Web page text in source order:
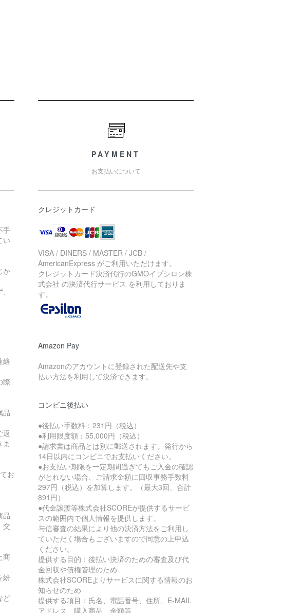
手
い
か
絡
際
品
返
お
品
交
商
紛
ど
PAYMENT
お支払いについて
クレジットカード
VISA / DINERS / MASTER / JCB /
AmericanExpress がご利用いただけます。
クレジットカード決済代行のGMOイプシロン株
式会社 の決済代行サービス を利用しておりま
す。
Amazon Pay
Amazonのアカウントに登録された配送先や支
払い方法を利用して決済できます。
コンビニ後払い
●後払い手数料：231円（税込）
●利用限度額：55,000円（税込）
●請求書は商品とは別に郵送されます。発行から
14日以内にコンビニでお支払いください。
●お支払い期限を一定期間過ぎてもご入金の確認
がとれない場合、ご請求金額に回収事務手数料
297円（税込）を加算します。（最大3回、合計
891円）
●代金譲渡等株式会社SCOREが提供するサービ
スの範囲内で個人情報を提供します。
与信審査の結果により他の決済方法をご利用し
ていただく場合もございますので同意の上申込
ください。
提供する目的：後払い決済のための審査及び代
金回収や債権管理のため
株式会社SCOREよりサービスに関する情報のお
知らせのため
提供する項目：氏名、電話番号、住所、E‐MAIL
アドレス、購入商品、金額等